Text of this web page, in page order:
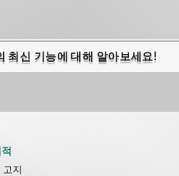
최신 기능에 대해 알아보세요!
고지